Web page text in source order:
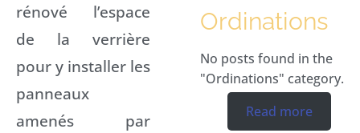
rénové l’espace
de la verrière
pour y installer les
panneaux
amenés par
Ordinations
No posts found in the
"Ordinations" category.
Read more